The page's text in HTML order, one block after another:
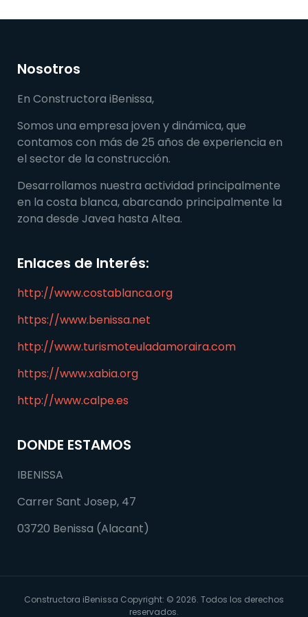
Nosotros
En Constructora iBenissa,
Somos una empresa joven y dinámica, que
contamos con más de 25 años de experiencia en
el sector de la construcción.
Desarrollamos nuestra actividad principalmente
en la costa blanca, abarcando principalmente la
zona desde Javea hasta Altea.
Enlaces de Interés:
http://www.costablanca.org
https://www.benissa.net
http://www.turismoteuladamoraira.com
https://www.xabia.org
http://www.calpe.es
DONDE ESTAMOS
IBENISSA
Carrer Sant Josep, 47
03720 Benissa (Alacant)
Constructora iBenissa Copyright: © 2026. Todos los derechos
reservados.